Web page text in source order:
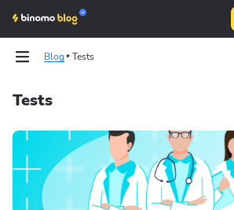
Blog Tests
Tests